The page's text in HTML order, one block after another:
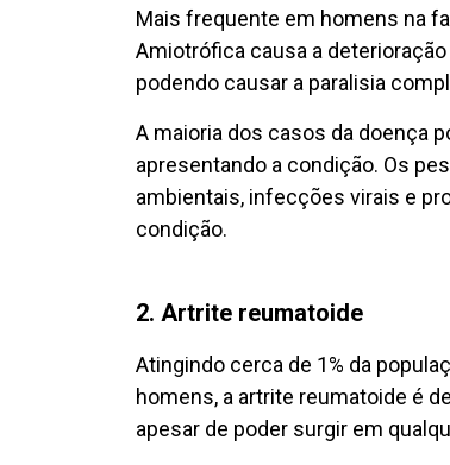
Mais frequente em homens na
Amiotrófica causa a
podendo causar a paralisia
A maioria dos casos da doença
apresentando a condição. Os
ambientais, infecções virais e
condição.
2. Artrite reumatoide
Atingindo cerca de 1% da
homens, a artrite reumatoide é
apesar de poder surgir em